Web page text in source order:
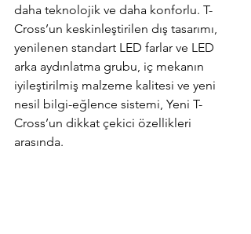
daha teknolojik ve daha konforlu. T-
Cross’un keskinleştirilen dış tasarımı,
yenilenen standart LED farlar ve LED
arka aydınlatma grubu, iç mekanın
iyileştirilmiş malzeme kalitesi ve yeni
nesil bilgi-eğlence sistemi, Yeni T-
Cross’un dikkat çekici özellikleri
arasında.